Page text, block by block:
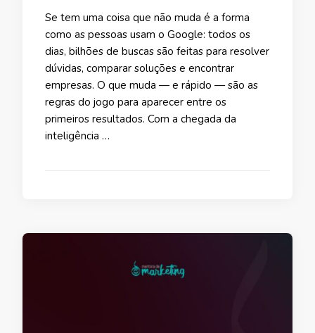
Se tem uma coisa que não muda é a forma
como as pessoas usam o Google: todos os
dias, bilhões de buscas são feitas para resolver
dúvidas, comparar soluções e encontrar
empresas. O que muda — e rápido — são as
regras do jogo para aparecer entre os
primeiros resultados. Com a chegada da
inteligência …